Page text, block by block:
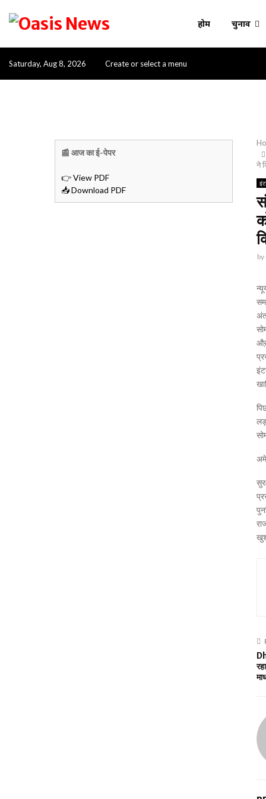
होम चुनाव
Saturday, Aug 8, 2026 Create or select a menu
ने
by
औऱ
📰 आज का ई-पेपर
👉 View PDF
📥 Download PDF